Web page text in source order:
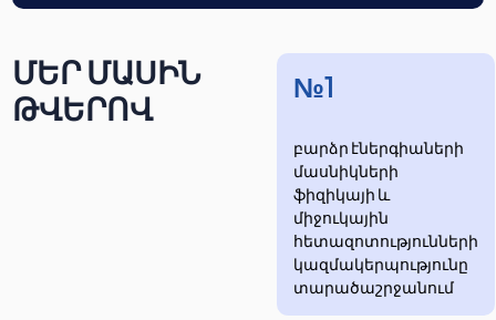
ՄԵՐ ՄԱՍԻՆ
ԹՎԵՐՈՎ
№1
բարձր էներգիաների
մասնիկների
ֆիզիկայի և
միջուկային
հետազոտությունների
​​​​կազմակերպությունը
տարածաշրջանում